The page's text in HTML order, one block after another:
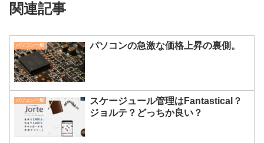
関連記事
パソコン一般 パソコンの急激な価格上昇の裏側。
パソコン一般
スケージュール管理はFantastical？
ジョルテ？どっちか良い？